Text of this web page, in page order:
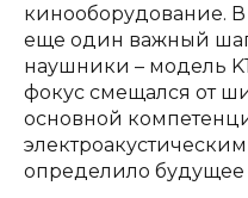
кинооборудование. В
еще один важный
наушники – модель
фокус смещался от
основной
определило будущее